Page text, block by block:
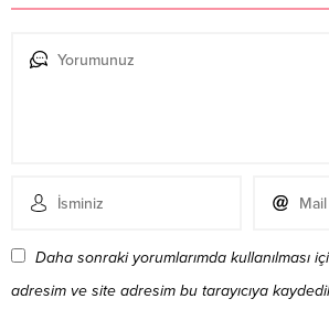
Daha sonraki yorumlarımda kullanılması
adresim ve site adresim bu tarayıcıya